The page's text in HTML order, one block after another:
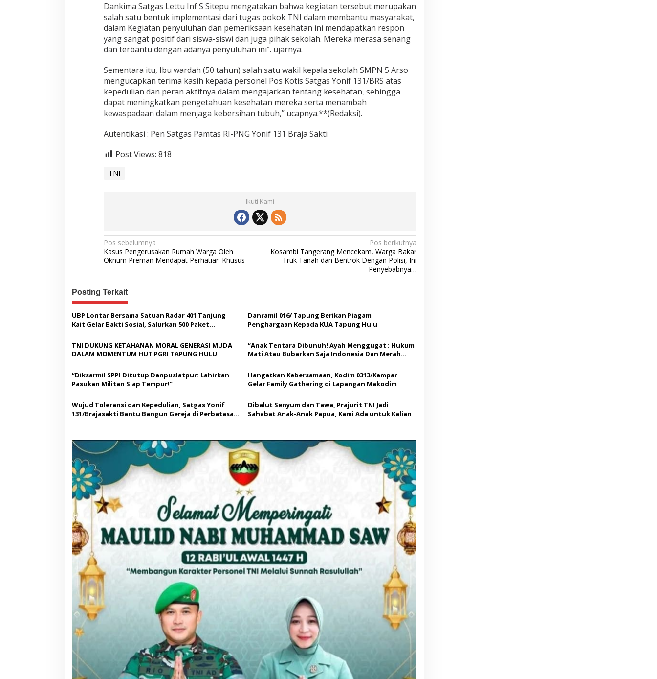
Dankima Satgas Lettu Inf S Sitepu mengatakan bahwa kegiatan tersebut merupakan
salah satu bentuk implementasi dari tugas pokok TNI dalam membantu masyarakat,
dalam Kegiatan penyuluhan dan pemeriksaan kesehatan ini mendapatkan respon
yang sangat positif dari siswa-siswi dan juga pihak sekolah. Mereka merasa senang
dan terbantu dengan adanya penyuluhan ini”. ujarnya.
Sementara itu, Ibu wardah (50 tahun) salah satu wakil kepala sekolah SMPN 5 Arso
mengucapkan terima kasih kepada personel Pos Kotis Satgas Yonif 131/BRS atas
kepedulian dan peran aktifnya dalam mengajarkan tentang kesehatan, sehingga
dapat meningkatkan pengetahuan kesehatan mereka serta menambah
kewaspadaan dalam menjaga kebersihan tubuh,” ucapnya.**(Redaksi).
Autentikasi : Pen Satgas Pamtas RI-PNG Yonif 131 Braja Sakti
Post Views: 818
TNI
Ikuti Kami
N
a
i
g
a
s
i
p
o
s
Pos sebelumnya
Kasus Pengerusakan Rumah Warga Oleh
Oknum Preman Mendapat Perhatian Khusus
Pos berikutnya
Kosambi Tangerang Mencekam, Warga Bakar
Truk Tanah dan Bentrok Dengan Polisi, Ini
Penyebabnya…
Posting Terkait
UBP Lontar Bersama Satuan Radar 401 Tanjung
Kait Gelar Bakti Sosial, Salurkan 500 Paket
Danramil 016/ Tapung Berikan Piagam
Penghargaan Kepada KUA Tapung Hulu
TNI DUKUNG KETAHANAN MORAL GENERASI MUDA
DALAM MOMENTUM HUT PGRI TAPUNG HULU
“Anak Tentara Dibunuh! Ayah Menggugat : Hukum
Mati Atau Bubarkan Saja Indonesia Dan Merah
“Diksarmil SPPI Ditutup Danpuslatpur: Lahirkan
Pasukan Militan Siap Tempur!”
Hangatkan Kebersamaan, Kodim 0313/Kampar
Gelar Family Gathering di Lapangan Makodim
Wujud Toleransi dan Kepedulian, Satgas Yonif
131/Brajasakti Bantu Bangun Gereja di Perbatasan
Dibalut Senyum dan Tawa, Prajurit TNI Jadi
Sahabat Anak-Anak Papua, Kami Ada untuk Kalian